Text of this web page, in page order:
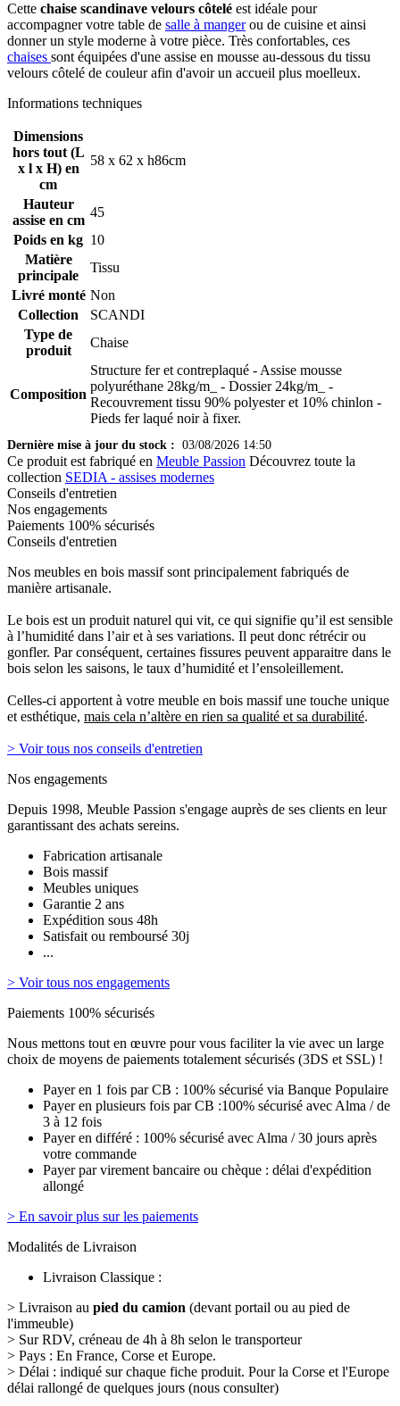
Cette chaise scandinave velours côtelé est idéale pour
accompagner votre table de salle à mangerou de cuisine et ainsi
donner un style moderne à votre pièce. Très confortables, ces
chaises sont équipées d'une assise en mousse au-dessous du tissu
velours côtelé de couleur afin d'avoir un accueil plus moelleux.
Informations techniques
Dimensions
hors tout (L
x l x H) en
cm
58 x 62 x h86cm
Hauteur
assise en cm
45
Poids en kg 10
Matière
principale
Tissu
Livré monté Non
Collection
SCANDI
Type de
produit
Chaise
Composition
Structure fer et contreplaqué - Assise mousse
polyuréthane 28kg/m_ - Dossier 24kg/m_ -
Recouvrement tissu 90% polyester et 10% chinlon -
Pieds fer laqué noir à fixer.
Dernière mise à jour du stock : 03/08/2026 14:50
Ce produit est fabriqué en Meuble Passion Découvrez toute la
collection SEDIA - assises modernes
Conseils d'entretien
Nos engagements
Paiements 100% sécurisés
Conseils d'entretien
Nos meubles en bois massif sont principalement fabriqués de
manière artisanale.
Le bois est un produit naturel qui vit, ce qui signifie qu’il est sensible
à l’humidité dans l’air et à ses variations. Il peut donc rétrécir ou
gonfler. Par conséquent, certaines fissures peuvent apparaitre dans le
bois selon les saisons, le taux d’humidité et l’ensoleillement.
Celles-ci apportent à votre meuble en bois massif une touche unique
et esthétique, mais cela n’altère en rien sa qualité et sa durabilité.
> Voir tous nos conseils d'entretien
Nos engagements
Depuis 1998, Meuble Passion s'engage auprès de ses clients en leur
garantissant des achats sereins.
Fabrication artisanale
Bois massif
Meubles uniques
Garantie 2 ans
Expédition sous 48h
Satisfait ou remboursé 30j
...
> Voir tous nos engagements
Paiements 100% sécurisés
Nous mettons tout en œuvre pour vous faciliter la vie avec un large
choix de moyens de paiements totalement sécurisés (3DS et SSL) !
Payer en 1 fois par CB : 100% sécurisé via Banque Populaire
Payer en plusieurs fois par CB :100% sécurisé avec Alma / de
3 à 12 fois
Payer en différé : 100% sécurisé avec Alma / 30 jours après
votre commande
Payer par virement bancaire ou chèque : délai d'expédition
allongé
> En savoir plus sur les paiements
Modalités de Livraison
Livraison Classique :
> Livraison au pied du camion (devant portail ou au pied de
l'immeuble)
> Sur RDV, créneau de 4h à 8h selon le transporteur
> Pays : En France, Corse et Europe.
> Délai : indiqué sur chaque fiche produit. Pour la Corse et l'Europe
délai rallongé de quelques jours (nous consulter)